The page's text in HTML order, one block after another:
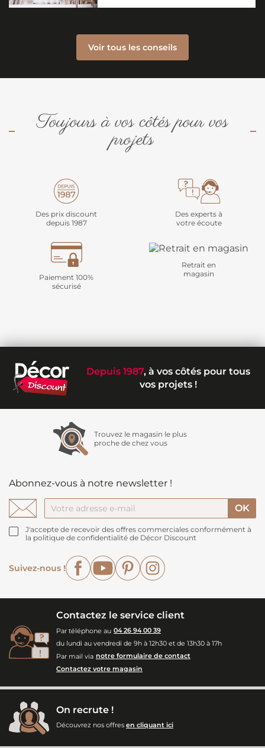
Voir tous les conseils
Toujours à vos côtés pour vos
projets
Des prix discount
depuis 1987
Des experts à
votre écoute
Paiement 100%
sécurisé
Retrait en
magasin
Depuis 1987, à vos côtés pour tous
vos projets !
Trouvez le magasin le plus
proche de chez vous
Abonnez-vous à notre newsletter !
J'accepte de recevoir des offres commerciales conformément à
la politique de confidentialité de Décor Discount
Suivez-nous !
FacebookYouTubePinterest
Contactez le service client
Par téléphone au 04 26 94 00 39
du lundi au vendredi de 9h à 12h30 et de 13h30 à 17h
Par mail via notre formulaire de contact
Contactez votre magasin
On recrute !
Découvrez nos offres en cliquant ici